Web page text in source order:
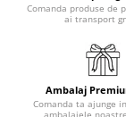
Comanda produse de
ai transport
Ambalaj
Comanda ta ajunge
ambalajele